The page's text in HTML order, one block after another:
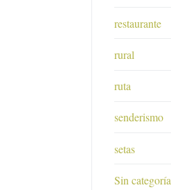
restaurante
rural
ruta
senderismo
setas
Sin categoría